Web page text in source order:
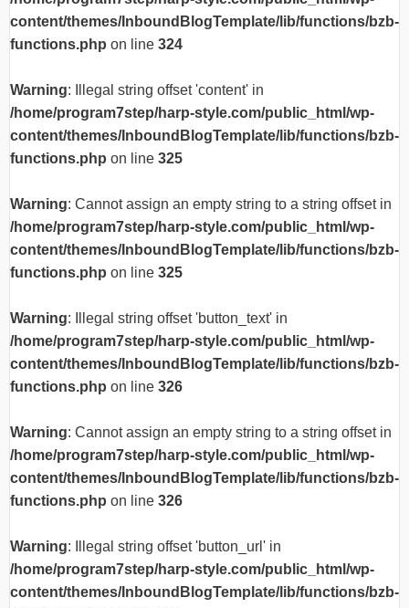
content/themes/InboundBlogTemplate/lib/functions/bzb-
functions.php on line 324
Warning: Illegal string offset 'content' in
/home/program7step/harp-style.com/public_html/wp-
content/themes/InboundBlogTemplate/lib/functions/bzb-
functions.php on line 325
Warning: Cannot assign an empty string to a string offset in
/home/program7step/harp-style.com/public_html/wp-
content/themes/InboundBlogTemplate/lib/functions/bzb-
functions.php on line 325
Warning: Illegal string offset 'button_text' in
/home/program7step/harp-style.com/public_html/wp-
content/themes/InboundBlogTemplate/lib/functions/bzb-
functions.php on line 326
Warning: Cannot assign an empty string to a string offset in
/home/program7step/harp-style.com/public_html/wp-
content/themes/InboundBlogTemplate/lib/functions/bzb-
functions.php on line 326
Warning: Illegal string offset 'button_url' in
/home/program7step/harp-style.com/public_html/wp-
content/themes/InboundBlogTemplate/lib/functions/bzb-